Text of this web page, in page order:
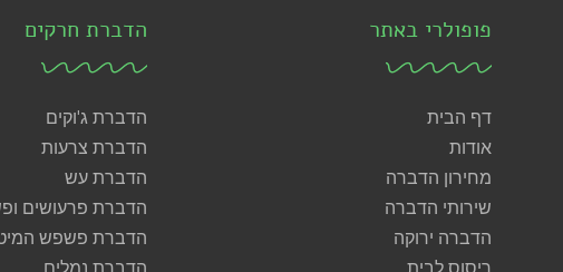
פופולרי באתר
דף הבית
אודות
מחירון הדברה
שירותי הדברה
הדברה ירוקה
הדברת חרקים
הדברת ג'וקים
הדברת צרעות
הדברת עש
הדברת פרעושים
הדברת פשפש